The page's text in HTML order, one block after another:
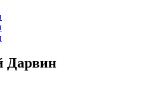
Дарвин